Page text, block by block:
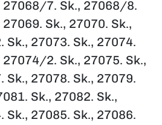
27068/7. Sk., 27068/8.
Sk., 27070. Sk.,
Sk., 27073. Sk., 27074.
2. Sk., 27075. Sk.,
Sk., 27078. Sk., 27079.
Sk., 27082. Sk.,
Sk., 27085. Sk., 27086.